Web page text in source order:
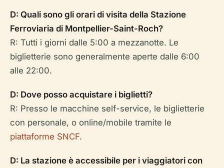
D: Quali sono gli orari di visita della Stazione
Ferroviaria di Montpellier-Saint-Roch?
R: Tutti i giorni dalle 5:00 a mezzanotte. Le
biglietterie sono generalmente aperte dalle 6:00
alle 22:00.
D: Dove posso acquistare i biglietti?
R: Presso le macchine self-service, le biglietterie
con personale, o online/mobile tramite le
piattaforme SNCF.
D: La stazione è accessibile per i viaggiatori con